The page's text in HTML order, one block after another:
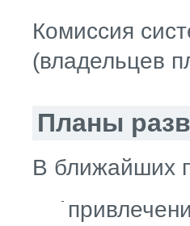
Комиссия
(владельцев
Планы
В ближайших